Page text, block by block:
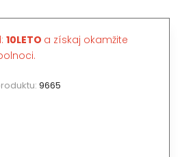
10LETO a získaj okamžite
9665